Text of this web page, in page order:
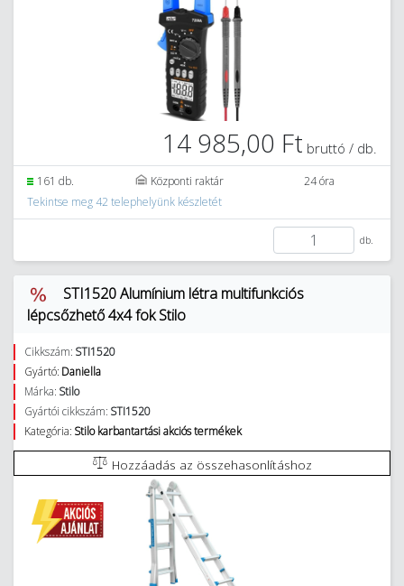
14 985,00 Ft bruttó / db.
161 db. Központi raktár
24 óra
Tekintse meg 42 telephelyünk készletét
db.
STI1520 Alumínium létra multifunkciós
lépcsőzhető 4x4 fok Stilo
Cikkszám: STI1520
Gyártó: Daniella
Márka: Stilo
Gyártói cikkszám: STI1520
Kategória: Stilo karbantartási akciós termékek
Hozzáadás az összehasonlításhoz